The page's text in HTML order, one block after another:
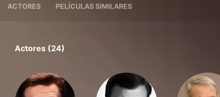
ACTORES PELÍCULAS SIMILARES
Actores (24)